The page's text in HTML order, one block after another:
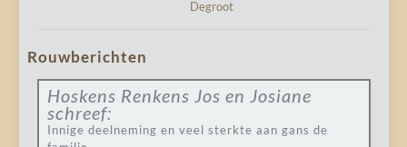
Degroot
Rouwberichten
Hoskens Renkens Jos en Josiane
schreef:
Innige deelneming en veel sterkte aan gans de